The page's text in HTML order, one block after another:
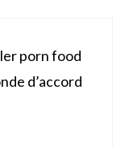
porn food
d’accord